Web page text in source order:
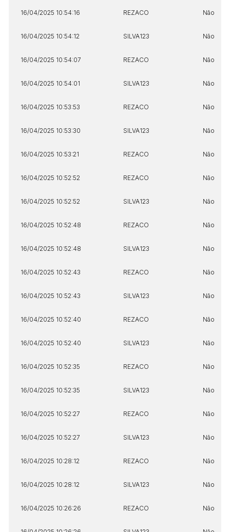
16/04/2025 10:54:16 REZACO Não
16/04/2025 10:54:12 SILVA123 Não
16/04/2025 10:54:07 REZACO Não
16/04/2025 10:54:01 SILVA123 Não
16/04/2025 10:53:53 REZACO Não
16/04/2025 10:53:30 SILVA123 Não
16/04/2025 10:53:21 REZACO Não
16/04/2025 10:52:52 REZACO Não
16/04/2025 10:52:52 SILVA123 Não
16/04/2025 10:52:48 REZACO Não
16/04/2025 10:52:48 SILVA123 Não
16/04/2025 10:52:43 REZACO Não
16/04/2025 10:52:43 SILVA123 Não
16/04/2025 10:52:40 REZACO Não
16/04/2025 10:52:40 SILVA123 Não
16/04/2025 10:52:35 REZACO Não
16/04/2025 10:52:35 SILVA123 Não
16/04/2025 10:52:27 REZACO Não
16/04/2025 10:52:27 SILVA123 Não
16/04/2025 10:28:12 REZACO Não
16/04/2025 10:28:12 SILVA123 Não
16/04/2025 10:26:26 REZACO Não